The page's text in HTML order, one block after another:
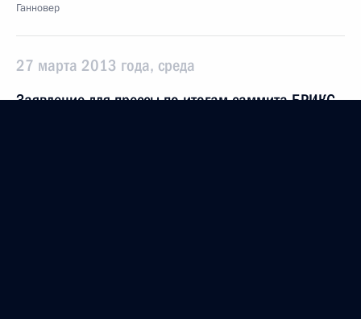
Ганновер
27 марта 2013 года, среда
Заявление для прессы по итогам саммита БРИКС